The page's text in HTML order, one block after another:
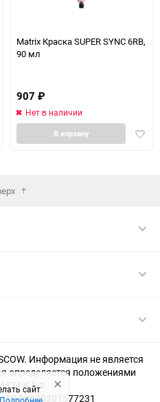
сайт
Matrix Краска SUPER SYNC 6RB,
90 мл
907 ₽
Нет в наличии
В корзину
Информация не является
определяется положениями
ГК РФ.
ИНН 620301577231